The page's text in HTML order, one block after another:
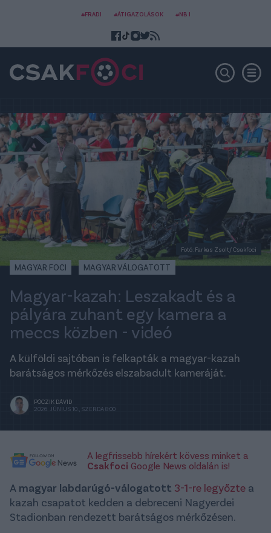
#FRADI #ÁTIGAZOLÁSOK #NB I
Fotó: Farkas Zsolt/ Csakfoci
MAGYAR FOCI MAGYAR VÁLOGATOTT
Magyar-kazah: Leszakadt és a
pályára zuhant egy kamera a
meccs közben - videó
A külföldi sajtóban is felkapták a magyar-kazah
barátságos mérkőzés elszabadult kameráját.
PÓCZIK DÁVID
2026. JÚNIUS 10., SZERDA 8:00
A legfrissebb hírekért kövess minket a
Csakfoci Google News oldalán is!
A magyar labdarúgó-válogatott 3-1-re legyőzte a
kazah csapatot kedden a debreceni Nagyerdei
Stadionban rendezett barátságos mérkőzésen.